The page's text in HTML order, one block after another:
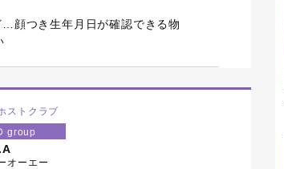
顔つき生年月日が確認できる物
ストクラブ
group
オーエー